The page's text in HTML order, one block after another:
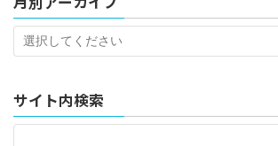
サイト内検索